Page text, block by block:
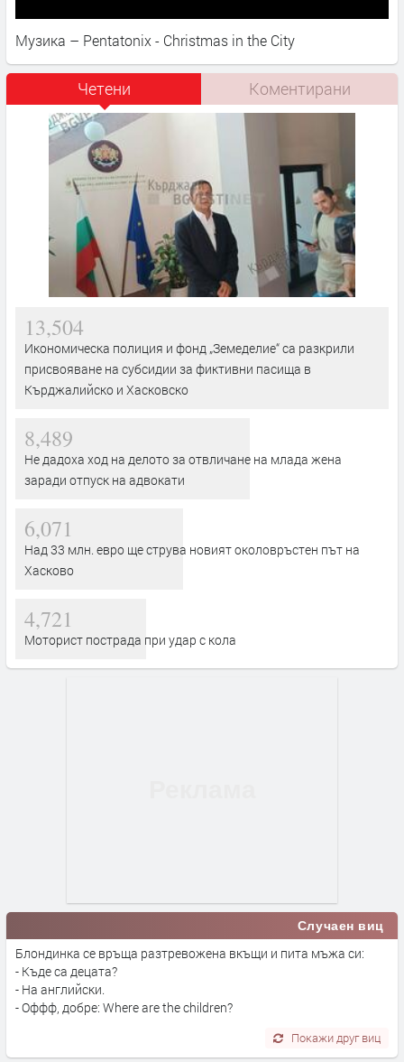
Музика – Pentatonix - Christmas in the City
Четени Коментирани
13,504
Икономическа полиция и фонд „Земеделие“ са разкрили
присвояване на субсидии за фиктивни пасища в
Кърджалийско и Хасковско
8,489
Не дадоха ход на делото за отвличане на млада жена
заради отпуск на адвокати
6,071
Над 33 млн. евро ще струва новият околовръстен път на
Хасково
4,721
Моторист пострада при удар с кола
Случаен виц
Блондинка се връща разтревожена вкъщи и пита мъжа си:
- Къде са децата?
- На английски.
- Оффф, добре: Where are the children?
Покажи друг виц